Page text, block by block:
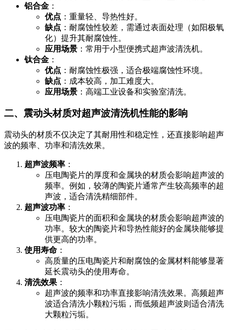
铝合金 ：
优点 ：重量轻、导热性好。
缺点 ：耐腐蚀性较差，需通过表面处理（如阳极氧
化）提升其耐腐蚀性。
应用场景 ：常用于小型便携式超声波清洗机。
钛合金 ：
优点 ：耐腐蚀性极强，适合极端腐蚀性环境。
缺点 ：成本较高，加工难度大。
应用场景 ：高端工业设备和实验室清洗。
二、震动头材质对超声波清洗机性能的影响
震动头的材质不仅决定了其耐用性和稳定性，还直接影响超声
波的频率、功率和清洗效果。
超声波频率 ：
压电陶瓷片的厚度和金属块的材质会影响超声波的
频率。例如，较薄的陶瓷片通常产生较高频率的超
声波，适合清洗精细部件。
超声波功率 ：
压电陶瓷片的面积和金属块的材质会影响超声波的
功率。较大的陶瓷片和导热性能好的金属块能够提
供更高的功率。
使用寿命 ：
高质量的压电陶瓷片和耐腐蚀的金属材料能够显著
延长震动头的使用寿命。
清洗效果 ：
超声波的频率和功率直接影响清洗效果。高频超声
波适合清洗小颗粒污垢，而低频超声波则适合清洗
大颗粒污垢。